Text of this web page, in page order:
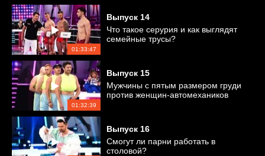
01:33:47
Выпуск 14
Что такое серурия и как выглядят
семейные трусы?
01:32:39
Выпуск 15
Мужчины с пятым размером груди
против женщин-автомехаников
Выпуск 16
Смогут ли парни работать в
столовой?